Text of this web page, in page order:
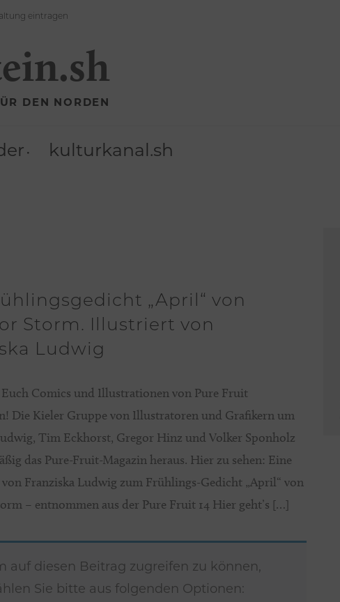
eintragen
DEN NORDEN
kulturkanal.sh
„April“ von
Storm. Illustriert von
Ludwig
Comics und Illustrationen von Pure Fruit
Die Kieler Gruppe von Illustratoren und Grafikern um
Tim Eckhorst, Gregor Hinz und Volker Sponholz
das Pure-Fruit-Magazin heraus. Hier zu sehen: Eine
Franziska Ludwig zum Frühlings-Gedicht „April“ von
– entnommen aus der Pure Fruit 14 Hier geht’s […]
auf diesen Beitrag zugreifen zu können,
Sie bitte aus folgenden Optionen: